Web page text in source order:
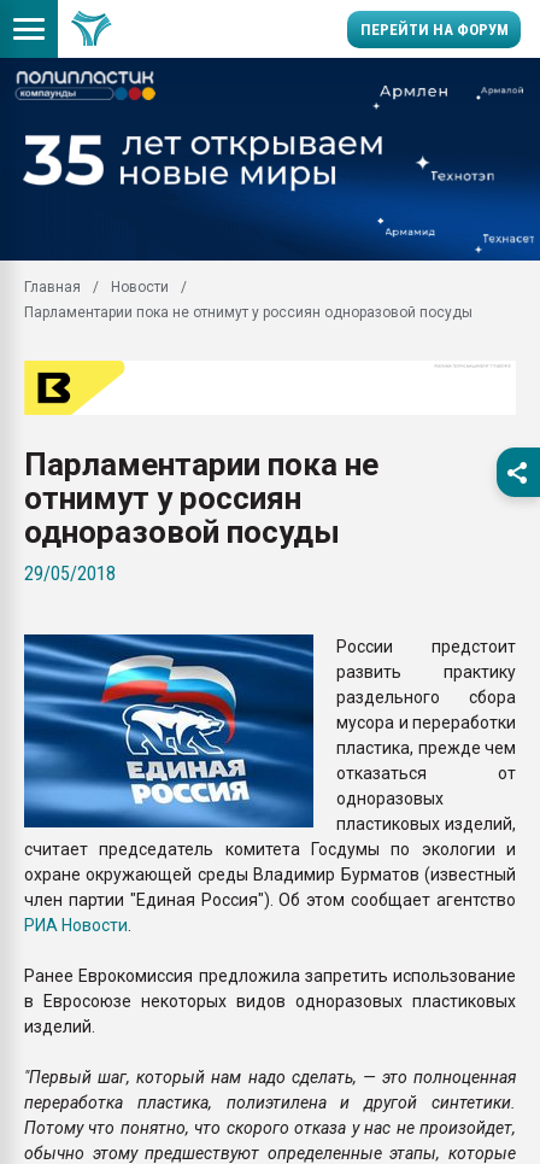
ПЕРЕЙТИ НА ФОРУМ
производство SPC
заводу пластмасс"
пластмасс
28.07.2026
ПЕРЕЙТИ НА
Главная
Новости
Парламентарии пока не отнимут у россиян одноразовой посуды
Парламентарии пока не
отнимут у россиян
одноразовой посуды
29/05/2018
России предстоит
развить практику
раздельного сбора
мусора и переработки
пластика, прежде чем
отказаться от
одноразовых
пластиковых изделий,
считает председатель комитета Госдумы по экологии и
охране окружающей среды Владимир Бурматов (известный
член партии "Единая Россия"). Об этом сообщает агентство
РИА Новости
Ранее Еврокомиссия предложила запретить использование
в Евросоюзе некоторых видов одноразовых пластиковых
изделий.
"Первый шаг, который нам надо сделать, — это полноценная
переработка пластика, полиэтилена и другой синтетики.
Потому что понятно, что скорого отказа у нас не произойдет,
обычно этому предшествуют определенные этапы, которые